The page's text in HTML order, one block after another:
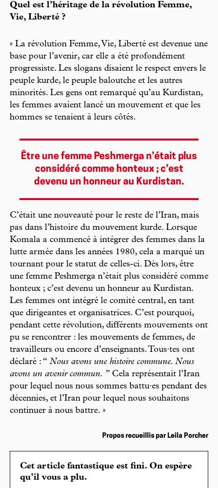
Quel est l’héritage de la révolution Femme,
Vie, Liberté ?
« La révolution Femme, Vie, Liberté est devenue une
base pour l’avenir, car elle a été profondément
progressiste. Les slogans disaient le respect envers le
peuple kurde, le peuple baloutche et les autres
minorités. Les gens ont remarqué qu’au Kurdistan,
les femmes avaient lancé un mouvement et que les
hommes se tenaient à leurs côtés.
Être une femme Peshmerga n’était plus
considéré comme honteux ; c’est
devenu un honneur au Kurdistan.
C’était une nouveauté pour le reste de l’Iran, mais
pas dans l’histoire du mouvement kurde. Lorsque
Komala a commencé à intégrer des femmes dans la
lutte armée dans les années 1980, cela a marqué un
tournant pour le statut de celles-ci. Dès lors, être
une femme Peshmerga n’était plus considéré comme
honteux ; c’est devenu un honneur au Kurdistan.
Les femmes ont intégré le comité central, en tant
que dirigeantes et organisatrices. C’est pourquoi,
pendant cette révolution, différents mouvements ont
pu se rencontrer : les mouvements de femmes, de
travailleurs ou encore d’enseignants. Tous·tes ont
déclaré : “ Nous avons une histoire commune. Nous
avons un avenir commun. ” Cela représentait l’Iran
pour lequel nous nous sommes battu·es pendant des
décennies, et l’Iran pour lequel nous souhaitons
continuer à nous battre. »
Propos recueillis par Leila Porcher
Cet article fantastique est fini. On espère
qu’il vous a plu.